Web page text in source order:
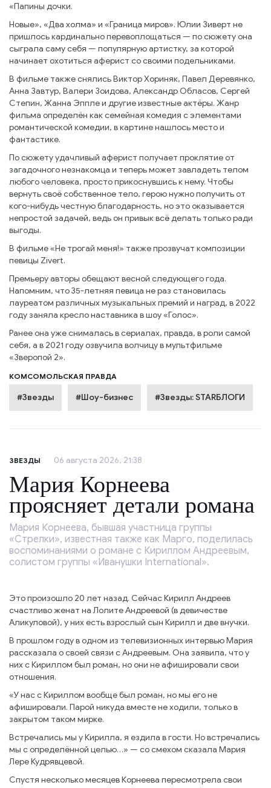
«Папины дочки.
Новые», «Два холма» и «Граница миров». Юлии Зиверт не
пришлось кардинально перевоплощаться — по сюжету она
сыграла саму себя — популярную артистку, за которой
начинает охотиться аферист со своими подельниками.
В фильме также снялись Виктор Хориняк, Павел Деревянко,
Анна Завтур, Валери Зоидова, Александр Обласов, Сергей
Степин, Жанна Эппле и другие известные актёры. Жанр
фильма определён как семейная комедия с элементами
романтической комедии, в картине нашлось место и
фантастике.
По сюжету удачливый аферист получает проклятие от
загадочного незнакомца и теперь может завладеть телом
любого человека, просто прикоснувшись к нему. Чтобы
вернуть своё собственное тело, герою нужно получить от
кого-нибудь честную благодарность, но это оказывается
непростой задачей, ведь он привык всё делать только ради
выгоды.
В фильме «Не трогай меня!» также прозвучат композиции
певицы Zivert.
Премьеру авторы обещают весной следующего года.
Напомним, что 35-летняя певица не раз становилась
лауреатом различных музыкальных премий и наград, в 2022
году заняла кресло наставника в шоу «Голос».
Ранее она уже снималась в сериалах, правда, в роли самой
себя, а в 2021 году озвучила волчицу в мультфильме
«Зверопой 2».
КОМСОМОЛЬСКАЯ ПРАВДА
#Звезды #Шоу-бизнес #Звезды: STARБЛОГИ
ЗВЕЗДЫ 06 августа 2026, 21:38
Мария Корнеева
проясняет детали романа
Мария Корнеева, бывшая участница группы
«Стрелки», известная также как Марго, поделилась
воспоминаниями о романе с Кириллом Андреевым,
солистом группы «Иванушки International».
Это произошло 20 лет назад. Сейчас Кирилл Андреев
счастливо женат на Лолите Андреевой (в девичестве
Аликуловой), у них есть взрослый сын Кирилл и две внучки.
В прошлом году в одном из телевизионных интервью Мария
рассказала о своей связи с Андреевым. Она заявила, что у
них с Кириллом был роман, но они не афишировали свои
отношения.
«У нас с Кириллом вообще был роман, но мы его не
афишировали. Парой никуда вместе не ходили, только в
закрытом таком мирке.
Встречались мы у Кирилла, я ездила в гости. Но встречались
мы с определённой целью…» — со смехом сказала Мария
Лере Кудрявцевой.
Спустя несколько месяцев Корнеева пересмотрела свои